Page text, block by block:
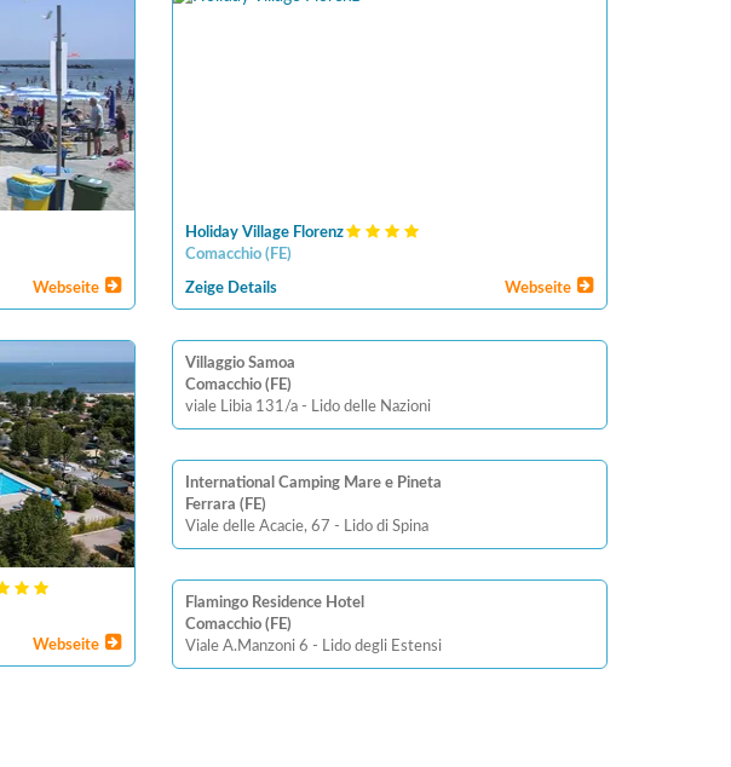
Webseite
Holiday Village Florenz
Comacchio ( FE)
Zeige Details Webseite
Webseite
Villaggio Samoa
Comacchio (FE)
viale Libia 131/a - Lido delle Nazioni
International Camping Mare e Pineta
Ferrara (FE)
Viale delle Acacie, 67 - Lido di Spina
Flamingo Residence Hotel
Comacchio (FE)
Viale A.Manzoni 6 - Lido degli Estensi